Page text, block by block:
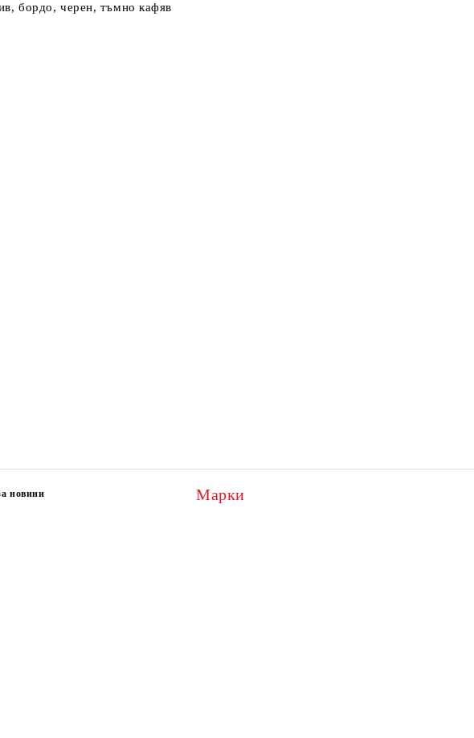
бордо, черен, тъмно кафяв
новини
Марки